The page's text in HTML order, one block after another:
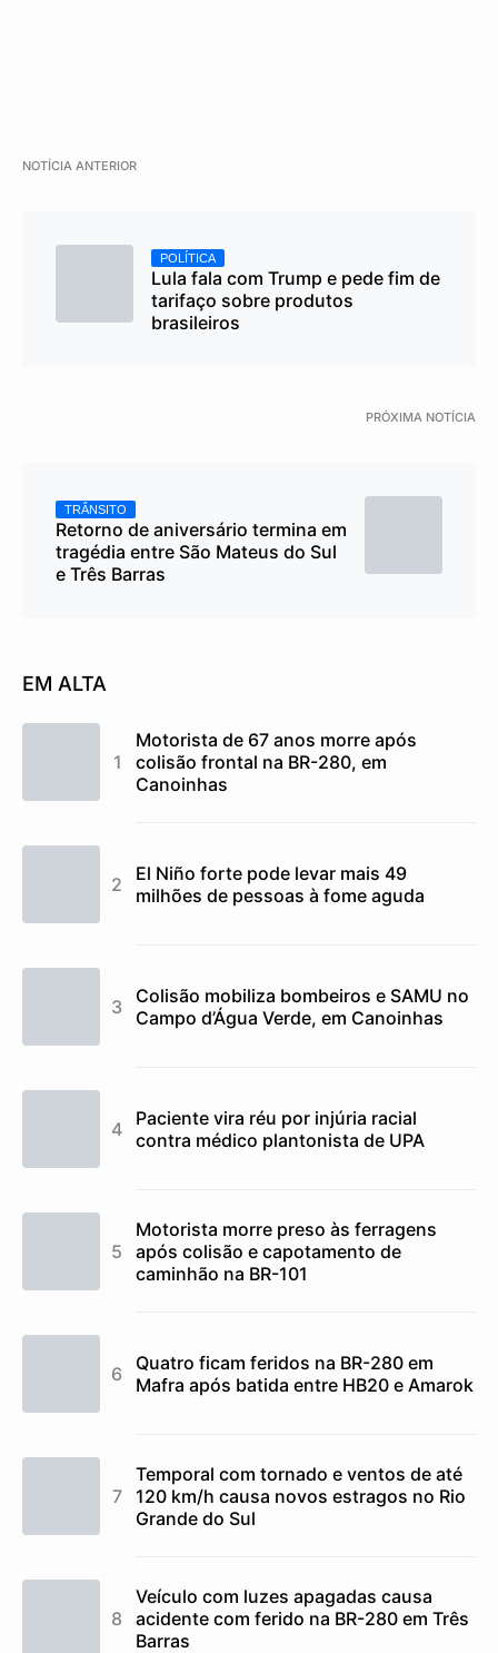
NOTÍCIA ANTERIOR
POLÍTICA
Lula fala com Trump e pede fim de
tarifaço sobre produtos
brasileiros
PRÓXIMA NOTÍCIA
TRÂNSITO
Retorno de aniversário termina em
tragédia entre São Mateus do Sul
e Três Barras
EM ALTA
Motorista de 67 anos morre após
colisão frontal na BR-280, em
Canoinhas
El Niño forte pode levar mais 49
milhões de pessoas à fome aguda
Colisão mobiliza bombeiros e SAMU no
Campo d’Água Verde, em Canoinhas
Paciente vira réu por injúria racial
contra médico plantonista de UPA
Motorista morre preso às ferragens
após colisão e capotamento de
caminhão na BR-101
Quatro ficam feridos na BR-280 em
Mafra após batida entre HB20 e Amarok
Temporal com tornado e ventos de até
120 km/h causa novos estragos no Rio
Grande do Sul
Veículo com luzes apagadas causa
acidente com ferido na BR-280 em Três
Barras